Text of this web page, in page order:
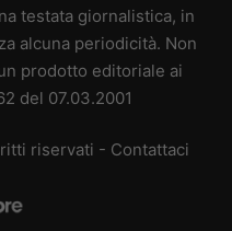
testata giornalistica, in
alcuna periodicità. Non
prodotto editoriale ai
del 07.03.2001
riservati - Contattaci